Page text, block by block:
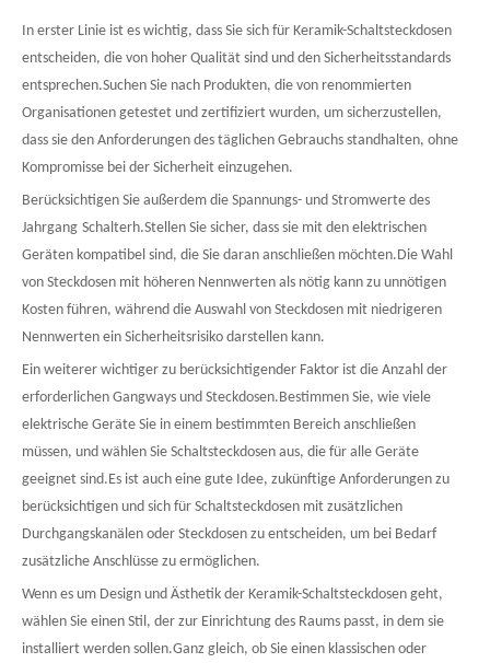
In erster Linie ist es wichtig, dass Sie sich für Keramik-Schaltsteckdosen
entscheiden, die von hoher Qualität sind und den Sicherheitsstandards
entsprechen.Suchen Sie nach Produkten, die von renommierten
Organisationen getestet und zertifiziert wurden, um sicherzustellen,
dass sie den Anforderungen des täglichen Gebrauchs standhalten, ohne
Kompromisse bei der Sicherheit einzugehen.
Berücksichtigen Sie außerdem die Spannungs- und Stromwerte des
Jahrgang Schalterh.Stellen Sie sicher, dass sie mit den elektrischen
Geräten kompatibel sind, die Sie daran anschließen möchten.Die Wahl
von Steckdosen mit höheren Nennwerten als nötig kann zu unnötigen
Kosten führen, während die Auswahl von Steckdosen mit niedrigeren
Nennwerten ein Sicherheitsrisiko darstellen kann.
Ein weiterer wichtiger zu berücksichtigender Faktor ist die Anzahl der
erforderlichen Gangways und Steckdosen.Bestimmen Sie, wie viele
elektrische Geräte Sie in einem bestimmten Bereich anschließen
müssen, und wählen Sie Schaltsteckdosen aus, die für alle Geräte
geeignet sind.Es ist auch eine gute Idee, zukünftige Anforderungen zu
berücksichtigen und sich für Schaltsteckdosen mit zusätzlichen
Durchgangskanälen oder Steckdosen zu entscheiden, um bei Bedarf
zusätzliche Anschlüsse zu ermöglichen.
Wenn es um Design und Ästhetik der Keramik-Schaltsteckdosen geht,
wählen Sie einen Stil, der zur Einrichtung des Raums passt, in dem sie
installiert werden sollen.Ganz gleich, ob Sie einen klassischen oder